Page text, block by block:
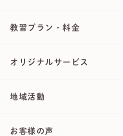
教習プラン・料金
オリジナルサービス
地域活動
お客様の声